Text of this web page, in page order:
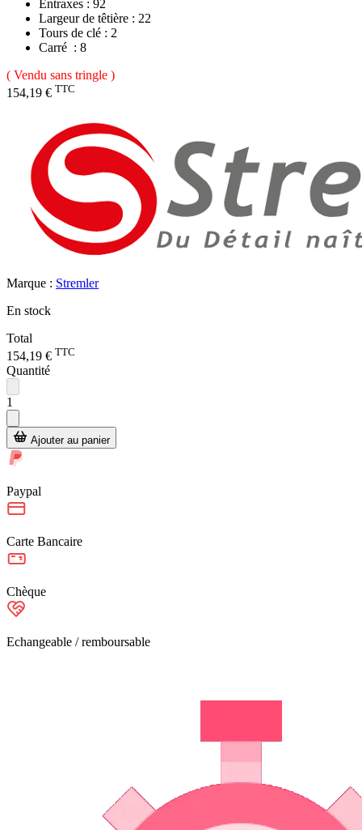
Entraxes : 92
Largeur de têtière : 22
Tours de clé : 2
Carré : 8
( Vendu sans tringle )
154,19 € TTC
Marque : Stremler
En stock
Total
154,19 € TTC
Quantité
1
Ajouter au panier
Paypal
Carte Bancaire
Chèque
Echangeable / remboursable